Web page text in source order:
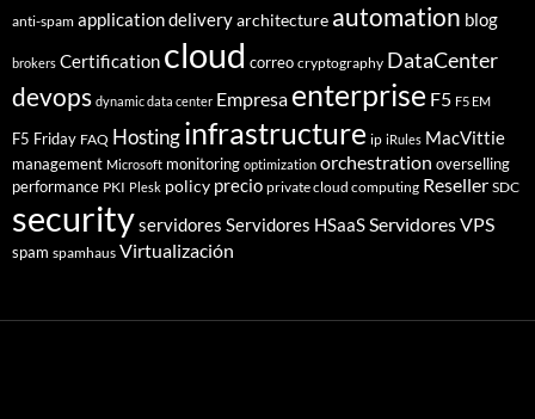
anti-spam application deliveryarchitecture automation blog
brokers Certification cloud correo cryptography DataCenter
devops dynamic data center Empresa enterprise F5 F5 EM
F5 Friday FAQ Hostinginfrastructure ip iRules MacVittie
management Microsoft monitoring optimization orchestration overselling
performance PKI Plesk policy precio private cloud computing Reseller SDC
securityservidores Servidores HSaaSServidores VPS
spam spamhaus Virtualización